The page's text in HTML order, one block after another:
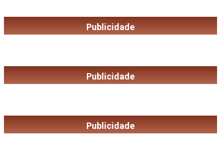
Publicidade
Publicidade
Publicidade